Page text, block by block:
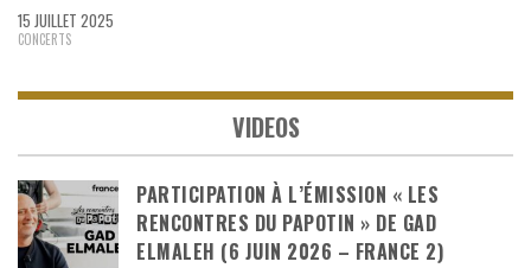
15 JUILLET 2025
CONCERTS
VIDEOS
PARTICIPATION À L’ÉMISSION « LES
RENCONTRES DU PAPOTIN » DE GAD
ELMALEH (6 JUIN 2026 – FRANCE 2)